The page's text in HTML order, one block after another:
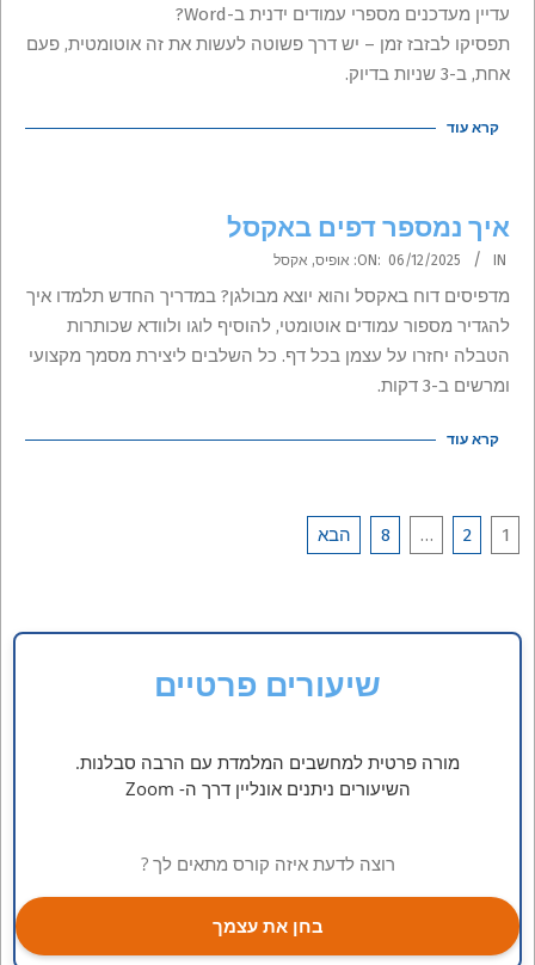
04-
26
עדיין מעדכנים מספרי עמודים ידנית ב-Word?
תפסיקו לבזבז זמן – יש דרך פשוטה לעשות את זה אוטומטית, פעם
אחת, ב-3 שניות בדיוק.
קרא עוד
איך נמספר דפים באקסל
2025-
12-
06
ON: 06/12/2025 IN: אופיס, אקסל
מדפיסים דוח באקסל והוא יוצא מבולגן? במדריך החדש תלמדו איך
להגדיר מספור עמודים אוטומטי, להוסיף לוגו ולוודא שכותרות
הטבלה יחזרו על עצמן בכל דף. כל השלבים ליצירת מסמך מקצועי
ומרשים ב-3 דקות.
קרא עוד
Posts1
2
…
8 הבא
שיעורים פרטיים
מורה פרטית למחשבים המלמדת עם הרבה סבלנות.
השיעורים ניתנים אונליין דרך ה- Zoom
רוצה לדעת איזה קורס מתאים לך ?
בחן את עצמך